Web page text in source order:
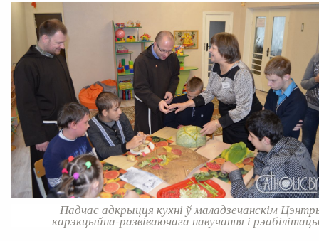
Падчас адкрыцця кухні ў маладзечанскім
карэкцыйна-развіваючага навучання і